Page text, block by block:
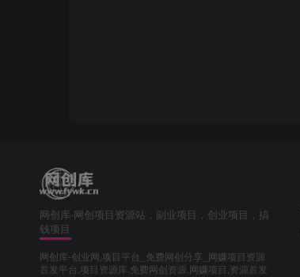
网创库-网创项目资源站，副业项目，创业项目，搞
钱项目
网创库-创业网,项目平台_免费网创分享_网赚项目资源
首发平台,项目资源库,免费网创资源,网赚项目,资源首发